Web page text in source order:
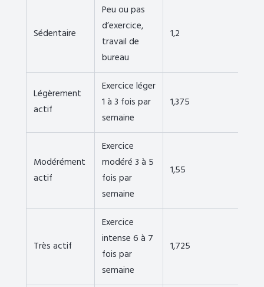
Sédentaire
Peu ou pas
d’exercice,
travail de
bureau
1,2
Légèrement
actif
Exercice léger
1 à 3 fois par
semaine
1,375
Modérément
actif
Exercice
modéré 3 à 5
fois par
semaine
1,55
Très actif
Exercice
intense 6 à 7
fois par
semaine
1,725